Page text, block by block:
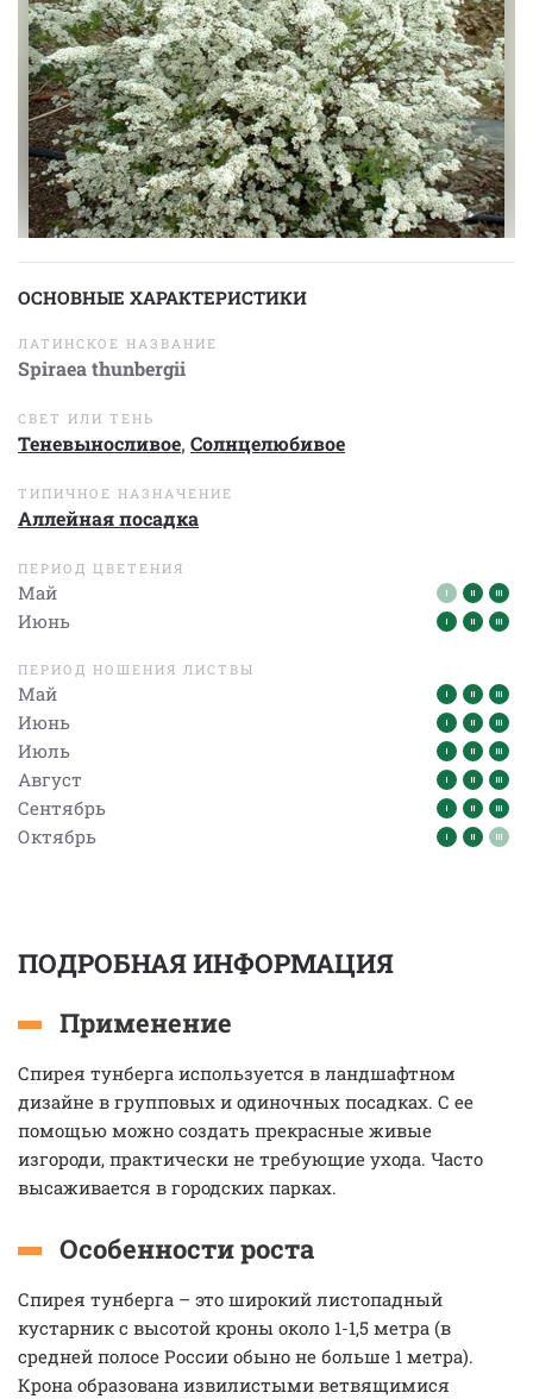
ОСНОВНЫЕ ХАРАКТЕРИСТИКИ
ЛАТИНСКОЕ НАЗВАНИЕ
Spiraea thunbergii
СВЕТ ИЛИ ТЕНЬ
Теневыносливое, Солнцелюбивое
ТИПИЧНОЕ НАЗНАЧЕНИЕ
Аллейная посадка
ПЕРИОД ЦВЕТЕНИЯ
Май
Июнь
ПЕРИОД НОШЕНИЯ ЛИСТВЫ
Май
Июнь
Июль
Август
Сентябрь
Октябрь
ПОДРОБНАЯ ИНФОРМАЦИЯ
Применение
Спирея тунберга используется в ландшафтном
дизайне в групповых и одиночных посадках. С ее
помощью можно создать прекрасные живые
изгороди, практически не требующие ухода. Часто
высаживается в городских парках.
Особенности роста
Спирея тунберга – это широкий листопадный
кустарник с высотой кроны около 1-1,5 метра (в
средней полосе России обыно не больше 1 метра).
Крона образована извилистыми ветвящимися